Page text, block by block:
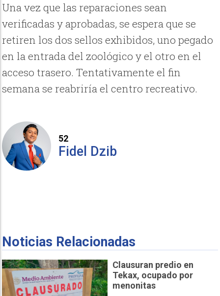
Una vez que las reparaciones sean
verificadas y aprobadas, se espera que se
retiren los dos sellos exhibidos, uno pegado
en la entrada del zoológico y el otro en el
acceso trasero. Tentativamente el fin
semana se reabriría el centro recreativo.
52
Fidel Dzib
Noticias Relacionadas
Clausuran predio en
Tekax, ocupado por
menonitas